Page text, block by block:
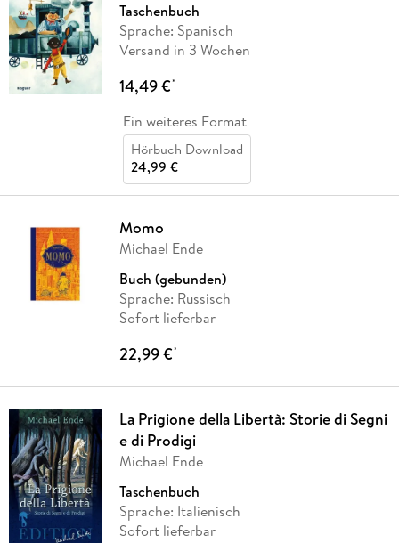
Taschenbuch
Sprache: Spanisch
Versand in 3 Wochen
14,49 €*
Ein weiteres Format
Hörbuch Download
24,99 €
Momo
Michael Ende
Buch (gebunden)
Sprache: Russisch
Sofort lieferbar
22,99 €*
La Prigione della Libertà: Storie di Segni
e di Prodigi
Michael Ende
Taschenbuch
Sprache: Italienisch
Sofort lieferbar